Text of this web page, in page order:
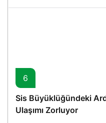
6
Sis Büyüklüğündeki
Ulaşımı Zorluyor